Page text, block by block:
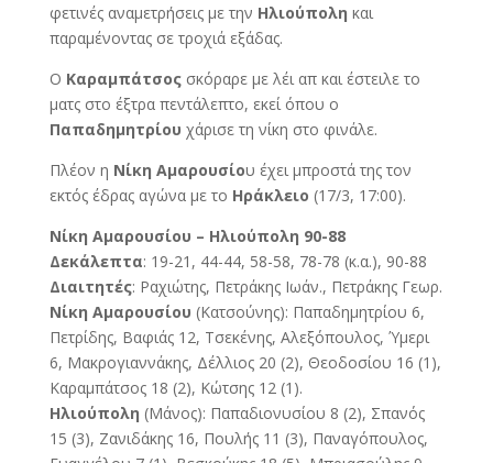
φετινές αναμετρήσεις με την Ηλιούπολη και
παραμένοντας σε τροχιά εξάδας.
Ο Καραμπάτσοςσκόραρε με λέι απ και έστειλε το
ματς στο έξτρα πεντάλεπτο, εκεί όπου ο
Παπαδημητρίου χάρισε τη νίκη στο φινάλε.
Πλέον η Νίκη Αμαρουσίου έχει μπροστά της τον
εκτός έδρας αγώνα με το Ηράκλειο (17/3, 17:00).
Νίκη Αμαρουσίου – Ηλιούπολη 90-88
Δεκάλεπτα: 19-21, 44-44, 58-58, 78-78 (κ.α.), 90-88
Διαιτητές: Ραχιώτης, Πετράκης Ιωάν., Πετράκης Γεωρ.
Νίκη Αμαρουσίου (Κατσούνης): Παπαδημητρίου 6,
Πετρίδης, Βαφιάς 12, Τσεκένης, Αλεξόπουλος, Ύμερι
6, Μακρογιαννάκης, Δέλλιος 20 (2), Θεοδοσίου 16 (1),
Καραμπάτσος 18 (2), Κώτσης 12 (1).
Ηλιούπολη (Μάνος): Παπαδιονυσίου 8 (2), Σπανός
15 (3), Ζανιδάκης 16, Πουλής 11 (3), Παναγόπουλος,